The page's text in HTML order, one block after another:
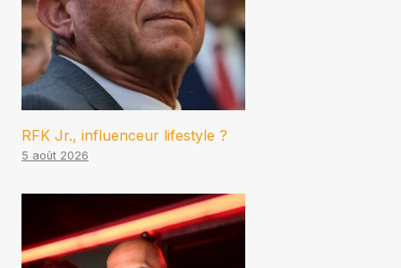
RFK Jr., influenceur lifestyle ?
5 août 2026